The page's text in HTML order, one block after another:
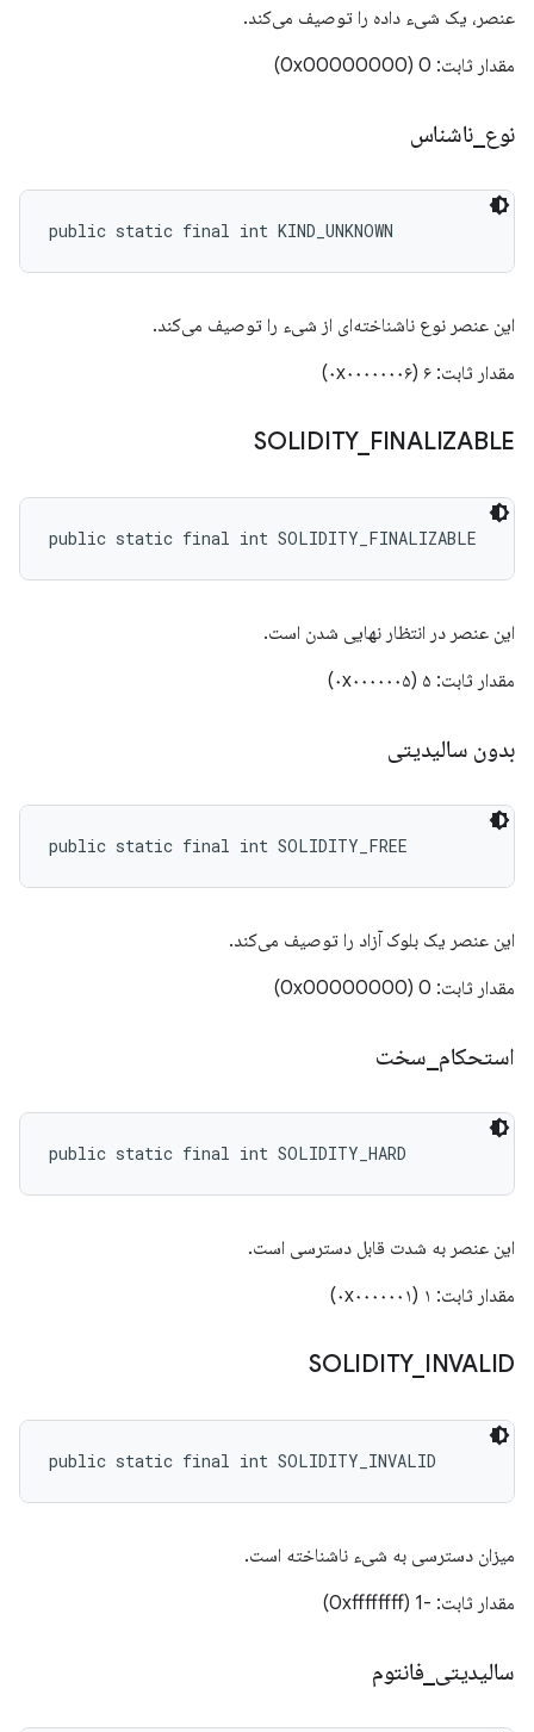
عنصر، یک شیء داده را توصیف می‌کند.
مقدار ثابت: 0 (0x00000000)
نوع ناشناس
public static final int KIND_UNKNOWN
این عنصر نوع ناشناخته‌ای از شیء را توصیف می‌کند.
مقدار ثابت: ۶ (۰x۰۰۰۰۰۰۰۶)
SOLIDITY_ FINALIZABLE
public static final int SOLIDITY_FINALIZABLE
این عنصر در انتظار نهایی شدن است.
مقدار ثابت: ۵ (۰x۰۰۰۰۰۰۵)
بدون سالیدیتی
public static final int SOLIDITY_FREE
این عنصر یک بلوک آزاد را توصیف می‌کند.
مقدار ثابت: 0 (0x00000000)
استحکام سخت
public static final int SOLIDITY_HARD
این عنصر به شدت قابل دسترسی است.
مقدار ثابت: ۱ (۰x۰۰۰۰۰۰۱)
SOLIDITY_ INVALID
public static final int SOLIDITY_INVALID
میزان دسترسی به شیء ناشناخته است.
مقدار ثابت: -1 (0xffffffff)
سالیدیتی فانتوم